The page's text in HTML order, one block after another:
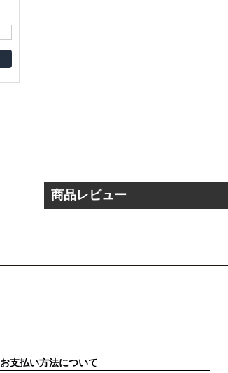
商品レビュー
お支払い方法について